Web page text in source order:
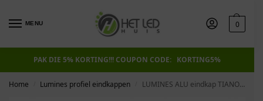
MENU 0
PAK DIE 5% KORTING!!! COUPON CODE: KORTING5%
Home Lumines profiel eindkappen LUMINES ALU eindkap TIANO witte schakels basisafwerking links